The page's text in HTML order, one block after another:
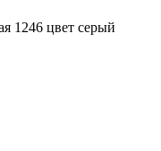
1246 цвет серый